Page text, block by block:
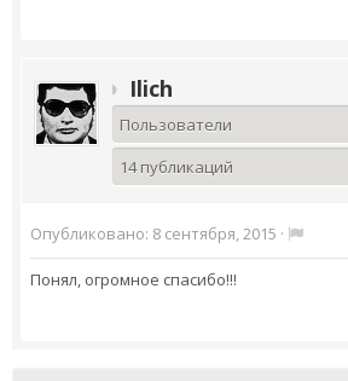
Ilich
Пользователи
14 публикаций
Опубликовано: 8 сентября, 2015 ·
Понял, огромное спасибо!!!